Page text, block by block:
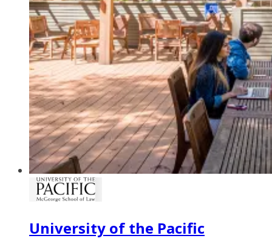
University of the Pacific